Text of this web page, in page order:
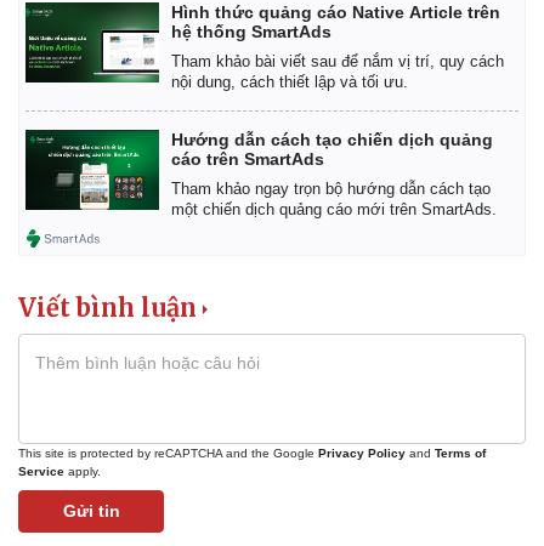
Giá cà phê
Hình thức quảng cáo Native Article trên
hệ thống SmartAds
Tham khảo bài viết sau để nắm vị trí, quy cách
nội dung, cách thiết lập và tối ưu.
Hướng dẫn cách tạo chiến dịch quảng
cáo trên SmartAds
Tham khảo ngay trọn bộ hướng dẫn cách tạo
một chiến dịch quảng cáo mới trên SmartAds.
Viết bình luận
This site is protected by reCAPTCHA and the Google Privacy Policy and Terms of
Service apply.
Gửi tin